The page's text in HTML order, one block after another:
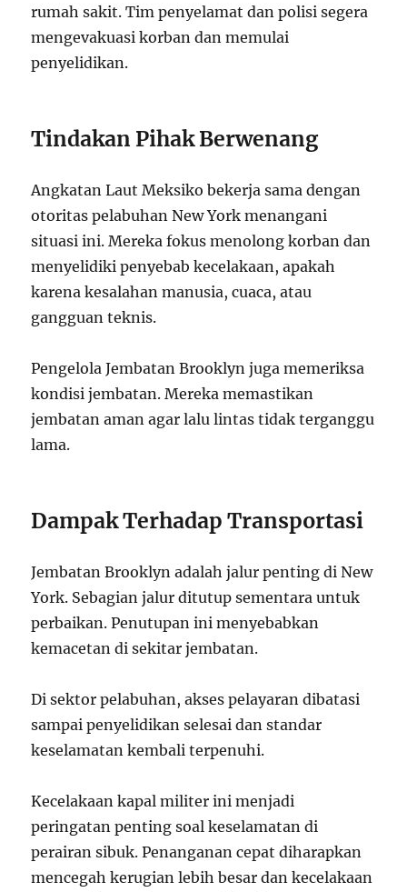
rumah sakit. Tim penyelamat dan polisi segera
mengevakuasi korban dan memulai
penyelidikan.
Tindakan Pihak Berwenang
Angkatan Laut Meksiko bekerja sama dengan
otoritas pelabuhan New York menangani
situasi ini. Mereka fokus menolong korban dan
menyelidiki penyebab kecelakaan, apakah
karena kesalahan manusia, cuaca, atau
gangguan teknis.
Pengelola Jembatan Brooklyn juga memeriksa
kondisi jembatan. Mereka memastikan
jembatan aman agar lalu lintas tidak terganggu
lama.
Dampak Terhadap Transportasi
Jembatan Brooklyn adalah jalur penting di New
York. Sebagian jalur ditutup sementara untuk
perbaikan. Penutupan ini menyebabkan
kemacetan di sekitar jembatan.
Di sektor pelabuhan, akses pelayaran dibatasi
sampai penyelidikan selesai dan standar
keselamatan kembali terpenuhi.
Kecelakaan kapal militer ini menjadi
peringatan penting soal keselamatan di
perairan sibuk. Penanganan cepat diharapkan
mencegah kerugian lebih besar dan kecelakaan